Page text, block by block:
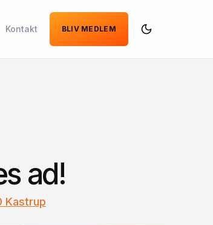
Kontakt BLIV MEDLEM
ad!
Kastrup